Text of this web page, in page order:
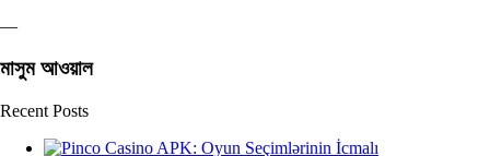
—
মাসুম আওয়াল
Recent Posts